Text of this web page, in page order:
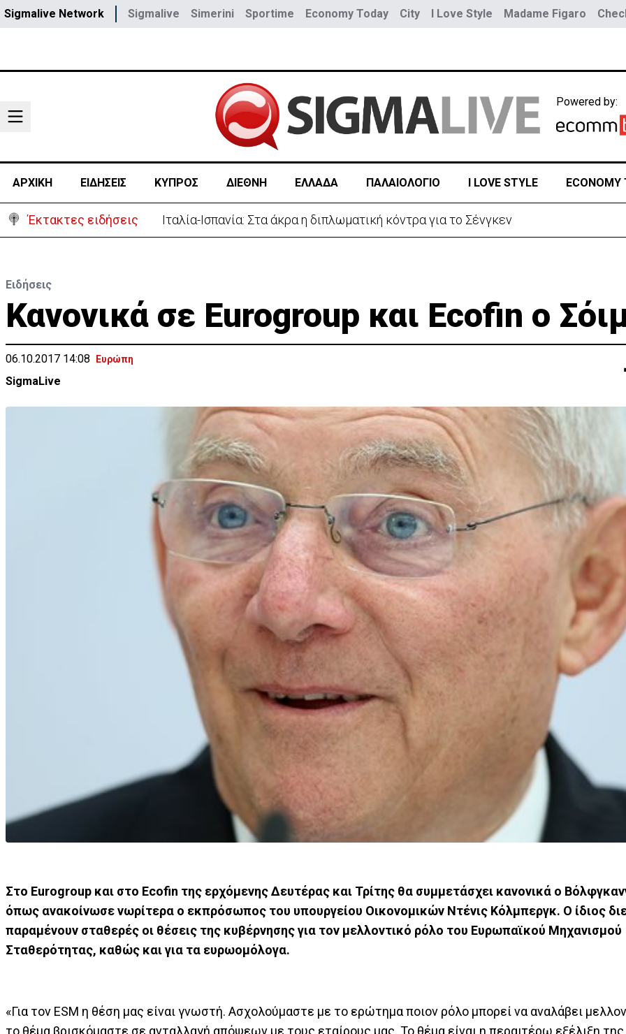
Sigmalive Network Sigmalive Simerini Sportime Economy Today City I Love Style Madame Figaro
Powered by:
ΑΡΧΙΚΗ ΕΙΔΗΣΕΙΣ ΚΥΠΡΟΣ ΔΙΕΘΝΗ ΕΛΛΑΔΑ ΠΑΛΑΙΟΛΟΓΙΟ I LOVE STYLE ECONOMY
Έκτακτες ειδήσεις Υψηλές οι θερμοκρασίες με αυξημένη υγρασία -«Στα παράλια είναι δύσκολα»
Ειδήσεις
Κανονικά σε Eurogroup και Ecofin ο
06.10.2017 14:08 Ευρώπη
SigmaLive
Στο Eurogroup και στο Ecofin της ερχόμενης Δευτέρας και Τρίτης θα συμμετάσχει κανονικά ο
όπως ανακοίνωσε νωρίτερα ο εκπρόσωπος του υπουργείου Οικονομικών Ντένις Κόλμπεργκ. Ο ίδιος
παραμένουν σταθερές οι θέσεις της κυβέρνησης για τον μελλοντικό ρόλο του Ευρωπαϊκού Μηχανισμού
Σταθερότητας, καθώς και για τα ευρωομόλογα.
«Για τον ESM η θέση μας είναι γνωστή. Ασχολούμαστε με το ερώτημα ποιον ρόλο μπορεί να αναλάβει
το θέμα βρισκόμαστε σε ανταλλαγή απόψεων με τους εταίρους μας. Το θέμα είναι η περαιτέρω εξέλιξη της